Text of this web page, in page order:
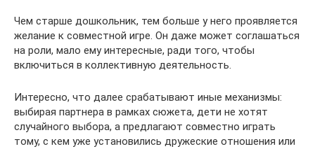
Чем старше дошкольник, тем больше у него проявляется
желание к совместной игре. Он даже может соглашаться
на роли, мало ему интересные, ради того, чтобы
включиться в коллективную деятельность.
Интересно, что далее срабатывают иные механизмы:
выбирая партнера в рамках сюжета, дети не хотят
случайного выбора, а предлагают совместно играть
тому, с кем уже установились дружеские отношения или